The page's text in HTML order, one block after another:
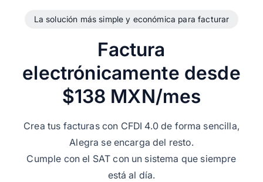
La solución más simple y económica para facturar
Factura
electrónicamente desde
$138 MXN/mes
Crea tus facturas con CFDI 4.0 de forma sencilla,
Alegra se encarga del resto.
Cumple con el SAT con un sistema que siempre
está al día.